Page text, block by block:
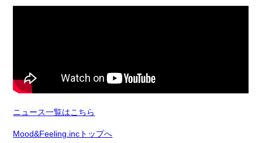
ニュース一覧はこちら
Mood&Feeling.incトップへ